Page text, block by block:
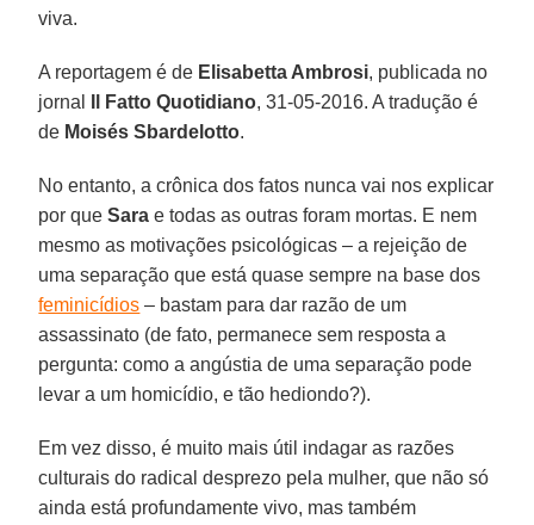
viva.
A reportagem é de Elisabetta Ambrosi, publicada no
jornal
Il Fatto Quotidiano, 31-05-2016. A tradução é
de Moisés Sbardelotto.
No entanto, a crônica dos fatos nunca vai nos explicar
por queSara e todas as outras foram mortas. E nem
mesmo as motivações psicológicas – a rejeição de
uma separação que está quase sempre na base dos
feminicídios – bastam para dar razão de um
assassinato (de fato, permanece sem resposta a
pergunta: como a angústia de uma separação pode
levar a um homicídio, e tão hediondo?).
Em vez disso, é muito mais útil indagar as razões
culturais do radical desprezo pela mulher, que não só
ainda está profundamente vivo, mas também